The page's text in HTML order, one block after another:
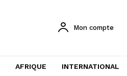
Mon compte
AFRIQUE INTERNATIONAL